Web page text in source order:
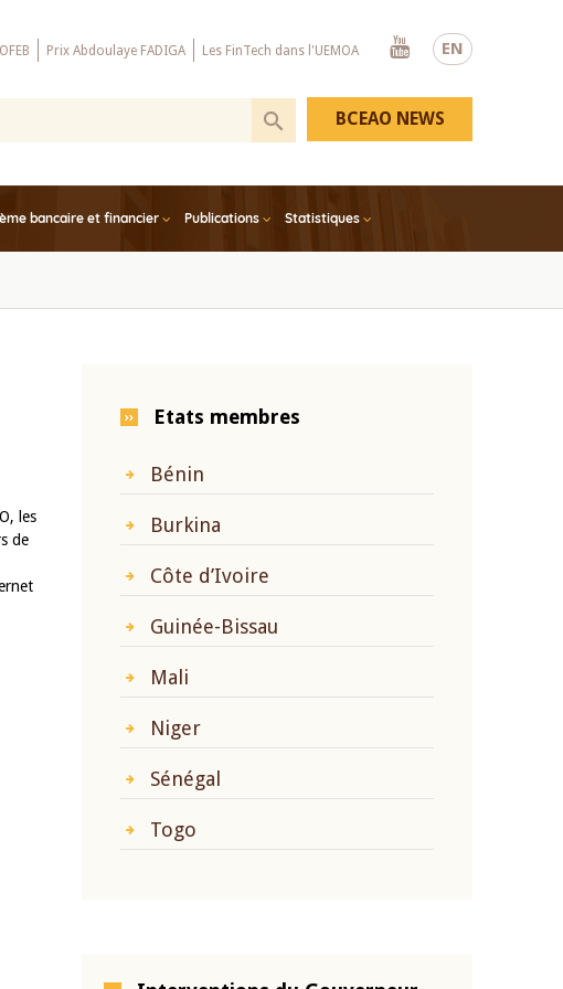
EN
Prix Abdoulaye FADIGA Les FinTech dans l'UEMOA
Youtube
bancaire et financier Publications Statistiques
BCEAO NEWS
les
de
Etats membres
Bénin
Burkina
Côte d’Ivoire
Guinée-Bissau
Mali
Niger
Sénégal
Togo